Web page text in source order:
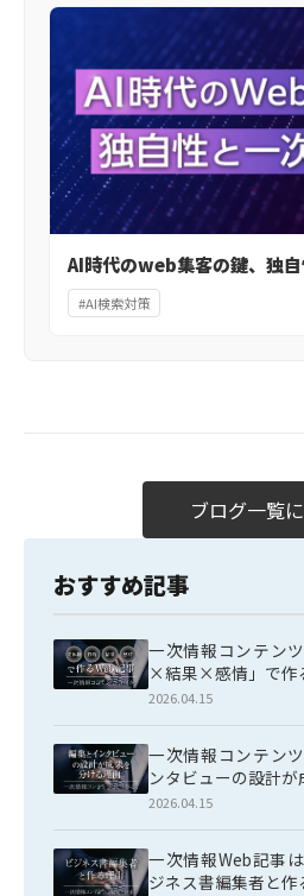
AI時代のweb集客の鍵、独
#AI検索対策
ブログ一覧
おすすめ記事
一次情報コンテン
×結果×感情」で作
2026.04.15
一次情報コンテン
ンタビューの設計
2026.04.15
一次情報Web記事
ジネス書編集者と作